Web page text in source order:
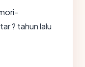
? tahun lalu